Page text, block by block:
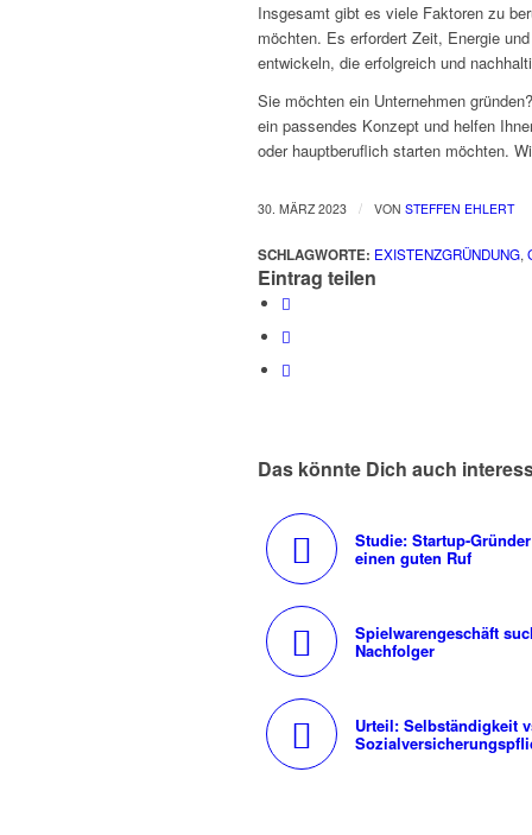
Insgesamt gibt es viele Faktoren zu
möchten. Es erfordert Zeit, Energie
entwickeln, die erfolgreich und
Sie möchten ein Unternehmen gründen?
ein passendes Konzept und helfen
oder hauptberuflich starten möchten.
30. MÄRZ 2023 / VON STEFFEN EHLERT
SCHLAGWORTE: EXISTENZGRÜNDUNG,
Eintrag teilen
Das könnte Dich auch
Studie: Startup-
einen guten Ruf
Spielwarengeschäft
Nachfolger
Urteil: Selbständigkeit